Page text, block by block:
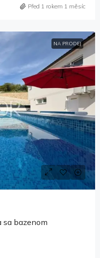
Před 1 rokem 1 měsíc
NA PRODEJ
sa bazenom